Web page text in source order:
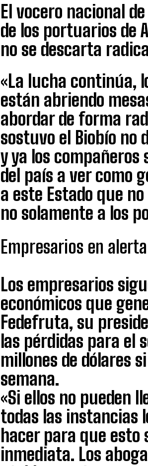
El vocero nacional
de los portuarios de
no se descarta
«La lucha continúa,
están abriendo
abordar de forma
sostuvo el Biobío no
y ya los
del país a ver como
a este Estado que
no solamente a los
Empresarios en alerta
Los empresarios
económicos que
Fedefruta, su
las pérdidas para el
millones de dólares
semana.
«Si ellos no pueden
todas las instancias
hacer para que esto
inmediata. Los